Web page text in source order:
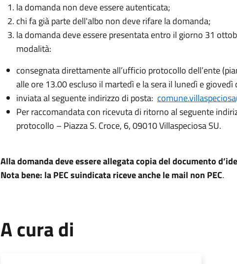
la domanda non deve essere autenticata;
chi fa già parte dell'albo non deve rifare la domanda;
la domanda deve essere presentata entro il giorno 31
modalità:
consegnata direttamente all’ufficio protocollo dell’ente
alle ore 13.00 escluso il martedì e la sera il lunedì e
inviata al seguente indirizzo di posta:
Per raccomandata con ricevuta di ritorno al seguente
protocollo – Piazza S. Croce, 6, 09010 Villaspeciosa SU.
Alla domanda deve essere allegata copia del documento
Nota bene: la PEC suindicata riceve anche le mail non PEC.
A cura di